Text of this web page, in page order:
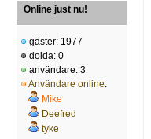
Online just nu!
gäster: 1977
dolda: 0
användare: 3
Användare online:
Mike
Deefred
tyke